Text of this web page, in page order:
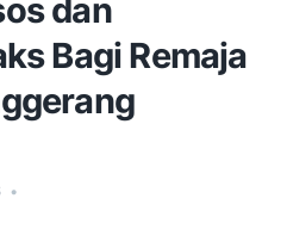
dan
Bagi Remaja
•